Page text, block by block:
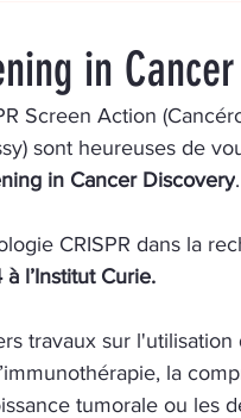
in
Screen Action
sont heureuses de
in Cancer Discovery.
CRISPR dans la
l’Institut Curie.
travaux sur l'utilisation
la
tumorale ou les